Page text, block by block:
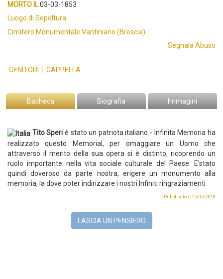
MORTO IL03-03-1853
Luogo di Sepoltura
Cimitero Monumentale Vantiniano (Brescia)
Segnala Abuso
GENITORI CAPPELLA
Bacheca Biografia Immagini
Tito Speri è stato un patriota italiano - Infinita Memoria ha
realizzato questo Memorial, per omaggiare un Uomo che
attraverso il merito della sua opera si è distinto, ricoprendo un
ruolo importante nella vita sociale culturale del Paese. E’stato
quindi doveroso da parte nostra, erigere un monumento alla
memoria, la dove poter indirizzare i nostri Infiniti ringraziamenti
Pubblicato il 15/05/2018
LASCIA UN PENSIERO